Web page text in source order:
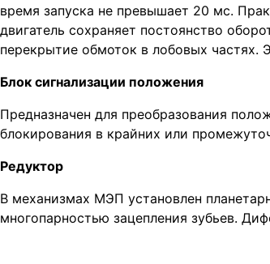
время запуска не превышает 20 мс.
двигатель сохраняет постоянство
перекрытие обмоток в лобовых частях.
Блок сигнализации положения
Предназначен для преобразования
блокирования в крайних или
Редуктор
В механизмах МЭП установлен
многопарностью зацепления зубьев.